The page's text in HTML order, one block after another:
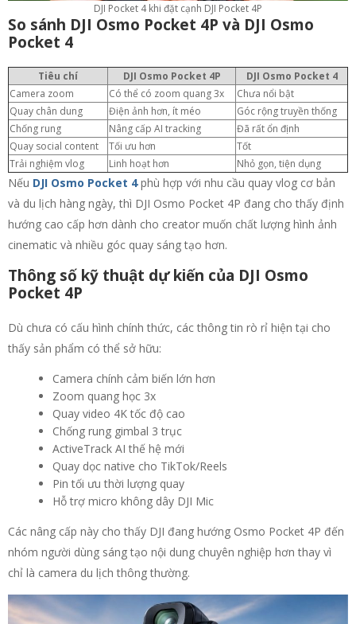
DJI Pocket 4 khi đặt cạnh DJI Pocket 4P
So sánh DJI Osmo Pocket 4P và DJI Osmo
Pocket 4
Tiêu chí DJI Osmo Pocket 4P
DJI Osmo Pocket 4
Camera zoom
Có thể có zoom quang 3x
Chưa nổi bật
Quay chân dung
Điện ảnh hơn, ít méo
Góc rộng truyền thống
Chống rung
Nâng cấp AI tracking
Đã rất ổn định
Quay social content
Tối ưu hơn
Tốt
Trải nghiệm vlog
Linh hoạt hơn Nhỏ gọn, tiện dụng
Nếu DJI Osmo Pocket 4phù hợp với nhu cầu quay vlog cơ bản
và du lịch hàng ngày, thì DJI Osmo Pocket 4P đang cho thấy định
hướng cao cấp hơn dành cho creator muốn chất lượng hình ảnh
cinematic và nhiều góc quay sáng tạo hơn.
Thông số kỹ thuật dự kiến của DJI Osmo
Pocket 4P
Dù chưa có cấu hình chính thức, các thông tin rò rỉ hiện tại cho
thấy sản phẩm có thể sở hữu:
Camera chính cảm biến lớn hơn
Zoom quang học 3x
Quay video 4K tốc độ cao
Chống rung gimbal 3 trục
ActiveTrack AI thế hệ mới
Quay dọc native cho TikTok/Reels
Pin tối ưu thời lượng quay
Hỗ trợ micro không dây DJI Mic
Các nâng cấp này cho thấy DJI đang hướng Osmo Pocket 4P đến
nhóm người dùng sáng tạo nội dung chuyên nghiệp hơn thay vì
chỉ là camera du lịch thông thường.